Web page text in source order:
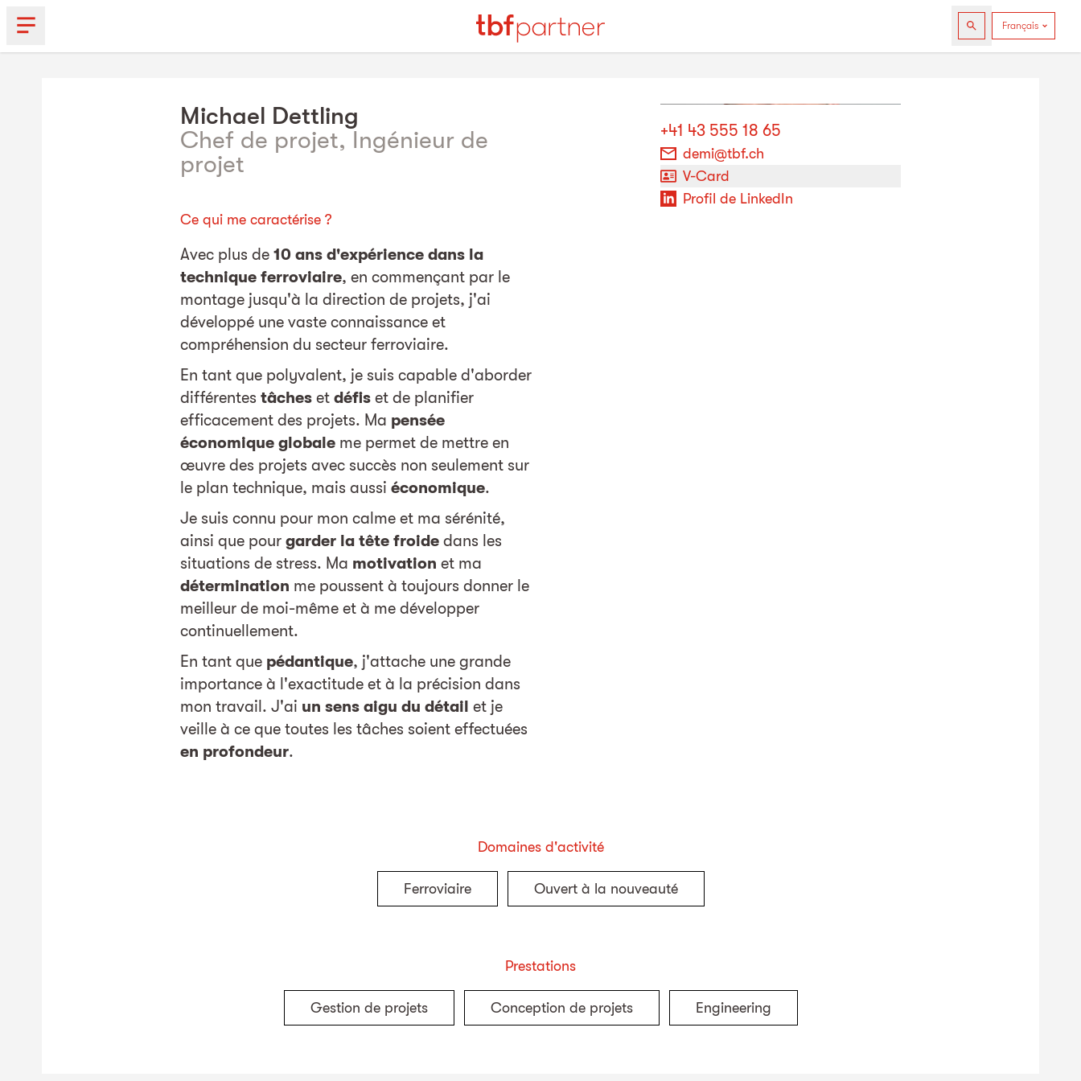
Michael Dettling
Chef de projet, Ingénieur de
projet
Ce qui me caractérise ?
Avec plus de 10 ans d'expérience dans la
technique ferroviaire, en commençant par le
montage jusqu'à la direction de projets, j'ai
développé une vaste connaissance et
compréhension du secteur ferroviaire.
En tant que polyvalent, je suis capable d'aborder
différentes tâches et défis et de planifier
efficacement des projets. Ma pensée
économique globale me permet de mettre en
œuvre des projets avec succès non seulement sur
le plan technique, mais aussi économique.
Je suis connu pour mon calme et ma sérénité,
ainsi que pour garder la tête froide dans les
situations de stress. Ma motivation et ma
détermination me poussent à toujours donner le
meilleur de moi-même et à me développer
continuellement.
En tant que pédantique, j'attache une grande
importance à l'exactitude et à la précision dans
mon travail. J'ai un sens aigu du détail et je
veille à ce que toutes les tâches soient effectuées
en profondeur.
+41 43 555 18 65
demi@tbf.ch
V-Card
Profil de LinkedIn
Domaines d'activité
Ferroviaire Ouvert à la nouveauté
Prestations
Gestion de projets Conception de projets Engineering